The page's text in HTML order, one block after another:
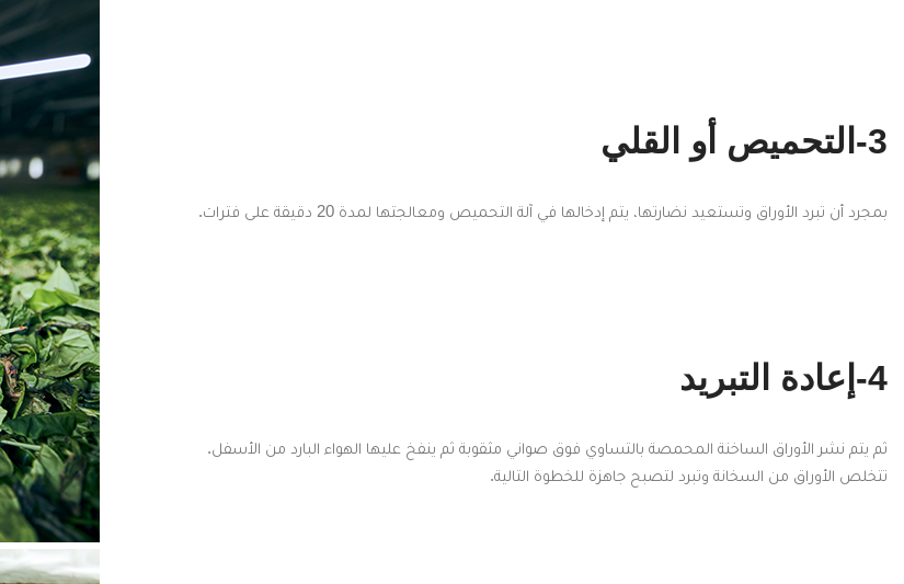
3-التحميص أو القلي
بمجرد أن تبرد الأوراق وتستعيد نضارتها، يتم إدخالها في آلة التحميص ومعالجتها لمدة 20 دقيقة على فترات.
4-إعادة التبريد
ثم يتم نشر الأوراق الساخنة المحمصة بالتساوي فوق صواني مثقوبة ثم ينفخ عليها الهواء البارد من الأسفل.
تتخلص الأوراق من السخانة وتبرد لتصبح جاهزة للخطوة التالية.